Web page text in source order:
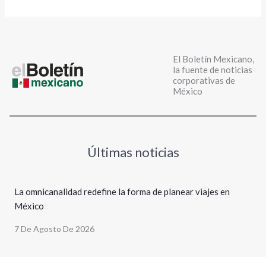
El Boletín Mexicano,
la fuente de noticias
corporativas de
México
Últimas noticias
La omnicanalidad redefine la forma de planear viajes en
México
7 De Agosto De 2026